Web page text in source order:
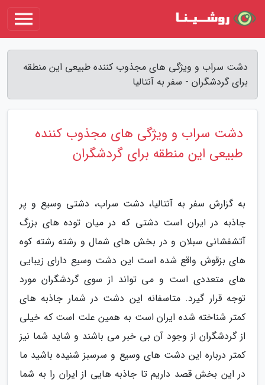
دشت سراب و ویژگی های مجذوب کننده طبیعی این منطقه
برای گردشگران - سفر به آنتالیا
دشت سراب و ویژگی های مجذوب کننده
طبیعی این منطقه برای گردشگران
به گزارش سفر به آنتالیا، دشت سراب، دشتی وسیع و پر
جاذبه در ایران است دشتی که در میان توده های بزرگ
آتشفشانی سبلان و در بخش های شمال و رشته رشته کوه
های بزقوش واقع شده است این دشت وسیع دارای زیبایی
های متعددی است و می تواند از سوی گردشگران مورد
توجه قرار گیرد. متاسفانه این دشت در شمار جاذبه های
کمتر شناخته شده ایران است به همین علت است که خیلی
از گردشگران از وجود آن بی خبر می باشند و شاید شما نیز
کمتر درباره این دشت های وسیع و سرسبز شنیده باشید ما
در این بخش قصد داریم تا جاذبه هایی از ایران را به شما